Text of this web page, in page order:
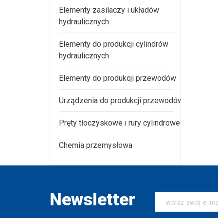
Elementy zasilaczy i układów
hydraulicznych
Elementy do produkcji cylindrów
hydraulicznych
Elementy do produkcji przewodów
Urządzenia do produkcji przewodów
Pręty tłoczyskowe i rury cylindrowe
Chemia przemysłowa
Newsletter